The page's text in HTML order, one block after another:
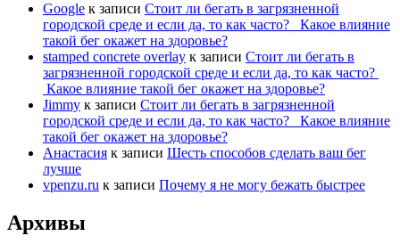
Google к записи Стоит ли бегать в загрязненной
городской среде и если да, то как часто? Какое влияние
такой бег окажет на здоровье?
stamped concrete overlay к записи Стоит ли бегать в
загрязненной городской среде и если да, то как часто?
Какое влияние такой бег окажет на здоровье?
Jimmy к записи Стоит ли бегать в загрязненной
городской среде и если да, то как часто? Какое влияние
такой бег окажет на здоровье?
Анастасия к записи Шесть способов сделать ваш бег
лучше
vpenzu.ru к записи Почему я не могу бежать быстрее
Архивы